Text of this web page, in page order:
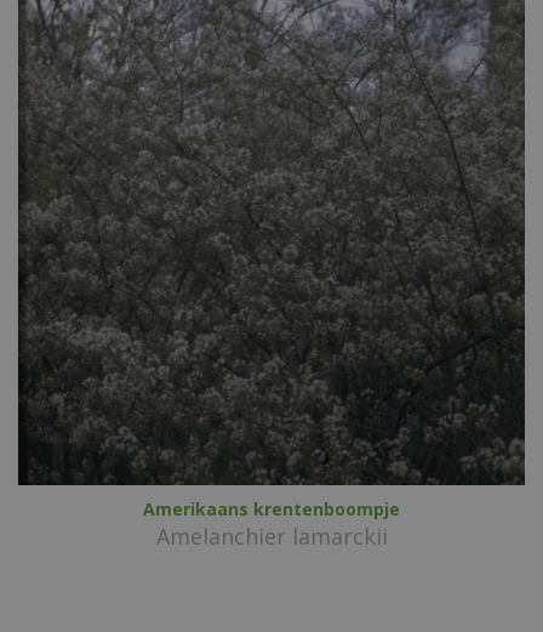
Amerikaans krentenboompje
Amelanchier lamarckii